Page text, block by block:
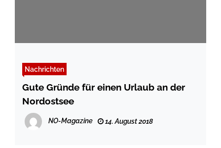
Nachrichten
Gute Gründe für einen Urlaub an der
Nordostsee
NO-Magazine 14. August 2018